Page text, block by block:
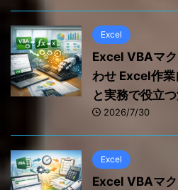
Excel
Excel VBAマ
わせ Excel作業
と実務で役立
2026/7/30
Excel
Excel VBAマ